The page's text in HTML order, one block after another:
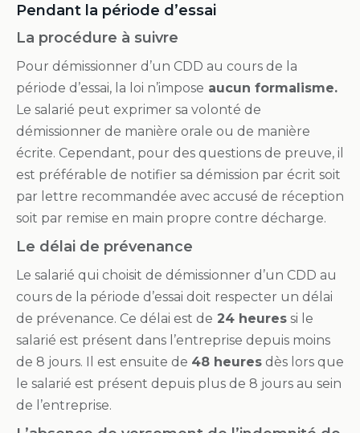
Pendant la période d’essai
La procédure à suivre
Pour démissionner d’un CDD au cours de la
période d’essai, la loi n’impose aucun formalisme.
Le salarié peut exprimer sa volonté de
démissionner de manière orale ou de manière
écrite. Cependant, pour des questions de preuve, il
est préférable de notifier sa démission par écrit soit
par lettre recommandée avec accusé de réception
soit par remise en main propre contre décharge.
Le délai de prévenance
Le salarié qui choisit de démissionner d’un CDD au
cours de la période d’essai doit respecter un délai
de prévenance. Ce délai est de 24 heures si le
salarié est présent dans l’entreprise depuis moins
de 8 jours. Il est ensuite de 48 heures dès lors que
le salarié est présent depuis plus de 8 jours au sein
de l’entreprise.